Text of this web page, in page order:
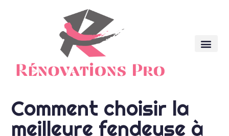
Comment choisir la
meilleure fendeuse à